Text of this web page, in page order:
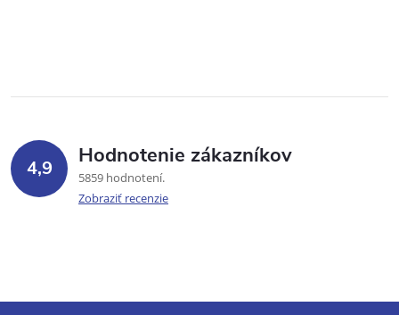
4,9 Hodnotenie zákazníkov
5859 hodnotení
Zobraziť recenzie